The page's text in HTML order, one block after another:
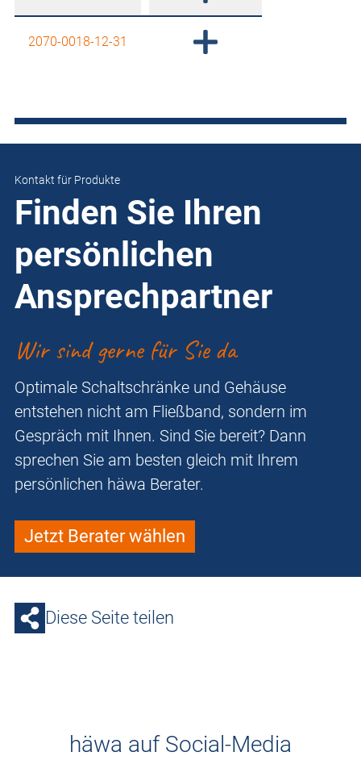
2070-0018-12-31
Kontakt für Produkte
Finden Sie Ihren
persönlichen
Ansprechpartner
Wir sind gerne für Sie da
Optimale Schaltschränke und Gehäuse
entstehen nicht am Fließband, sondern im
Gespräch mit Ihnen. Sind Sie bereit? Dann
sprechen Sie am besten gleich mit Ihrem
persönlichen häwa Berater.
Jetzt Berater wählen
Diese Seite teilen
häwa auf Social-Media